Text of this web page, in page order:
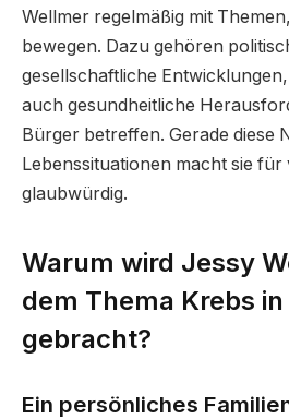
Wellmer regelmäßig mit
bewegen. Dazu gehören
gesellschaftliche
auch gesundheitliche
Bürger betreffen. Gerade diese
Lebenssituationen macht sie
glaubwürdig.
Warum wird Jessy
dem Thema Krebs
gebracht?
Ein persönliches